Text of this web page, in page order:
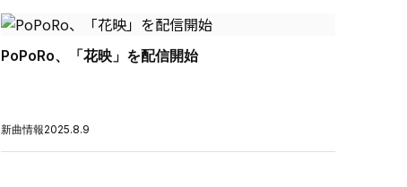
PoPoRo、「花映」を配信開始
新曲情報2025.8.9